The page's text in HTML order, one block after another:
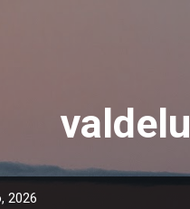
2026